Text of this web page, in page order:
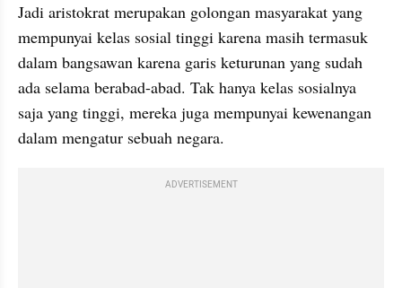
Jadi aristokrat merupakan golongan masyarakat yang
mempunyai kelas sosial tinggi karena masih termasuk
dalam bangsawan karena garis keturunan yang sudah
ada selama berabad-abad. Tak hanya kelas sosialnya
saja yang tinggi, mereka juga mempunyai kewenangan
dalam mengatur sebuah negara.
ADVERTISEMENT